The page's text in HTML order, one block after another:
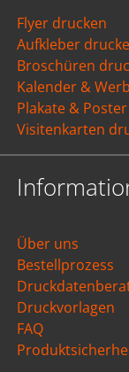
Flyer drucken
Aufkleber
Broschüren
Kalender &
Plakate &
Visitenkarten
Über uns
Bestellprozess
Druckvorlagen
FAQ